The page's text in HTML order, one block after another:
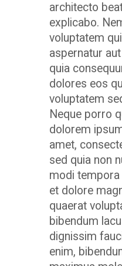
architecto
explicabo.
voluptatem
aspernatur
quia
dolores eos
voluptatem
Neque porro
dolorem
amet,
sed quia non
modi
et dolore
quaerat
bibendum
dignissim
enim,